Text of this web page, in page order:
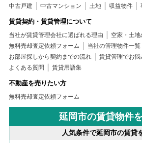
中古戸建 中古マンション 土地 収益物件
賃貸契約・賃貸管理について
当社が賃貸管理会社に選ばれる理由
空家・土
無料売却査定依頼フォーム
当社の管理物件一覧
お部屋探しから契約までの流れ
賃貸管理でお
よくある質問
賃貸用語集
不動産を売りたい方
無料売却査定依頼フォーム
延岡市の賃貸物件
人気条件で延岡市の賃貸